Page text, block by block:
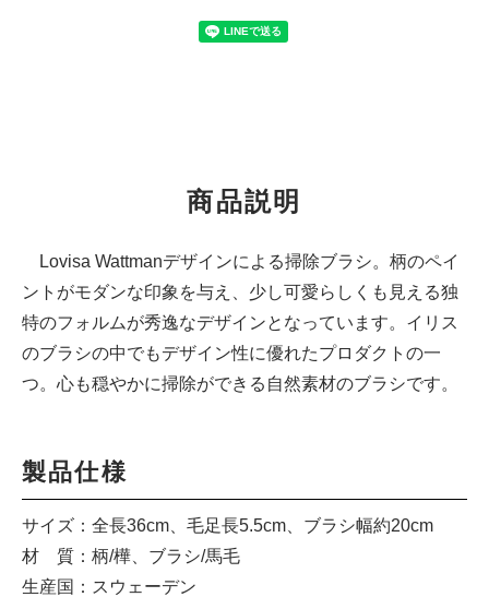
商品説明
Lovisa Wattmanデザインによる掃除ブラシ。柄のペイ
ントがモダンな印象を与え、少し可愛らしくも見える独
特のフォルムが秀逸なデザインとなっています。イリス
のブラシの中でもデザイン性に優れたプロダクトの一
つ。心も穏やかに掃除ができる自然素材のブラシです。
製品仕様
サイズ：全長36cm、毛足長5.5cm、ブラシ幅約20cm
材 質：柄/樺、ブラシ/馬毛
生産国：スウェーデン